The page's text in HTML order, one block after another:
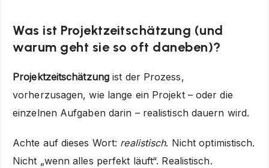
Was ist Projektzeitschätzung (und
warum geht sie so oft daneben)?
Projektzeitschätzung ist der Prozess,
vorherzusagen, wie lange ein Projekt – oder die
einzelnen Aufgaben darin – realistisch dauern wird.
Achte auf dieses Wort: realistisch. Nicht optimistisch.
Nicht „wenn alles perfekt läuft“. Realistisch.